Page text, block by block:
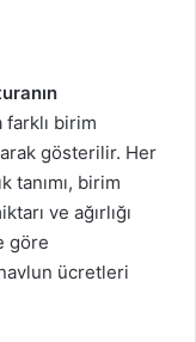
birim
gösterilir. Her
tanımı, birim
ve ağırlığı
göre
ücretleri